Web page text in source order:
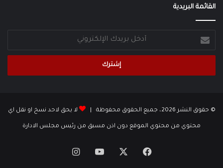
القائمة البريدية
بريدك
الإلكتروني
© حقوق النشر 2026، جميع الحقوق محفوظة | لا يحق لاحد نسخ او نقل اي
محتوي من محتوي الموقع دون اذن مسبق من رئيس مجلس الادارة
فيسبوك ‫YouTubeانستقرام